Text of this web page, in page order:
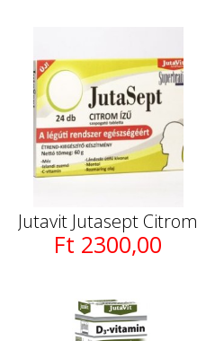
Jutavit Jutasept Citrom
Ft 2300,00